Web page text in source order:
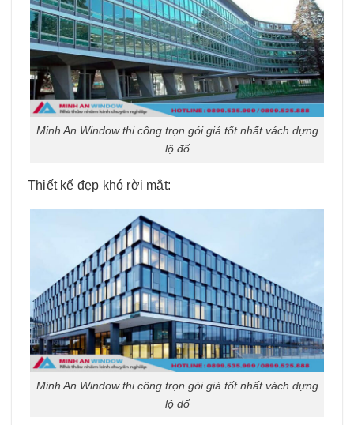
Minh An Window thi công trọn gói giá tốt nhất vách dựng
lộ đố
Thiết kế đẹp khó rời mắt:
Minh An Window thi công trọn gói giá tốt nhất vách dựng
lộ đố